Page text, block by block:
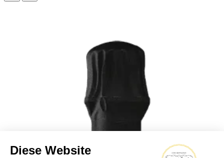
Diese Website